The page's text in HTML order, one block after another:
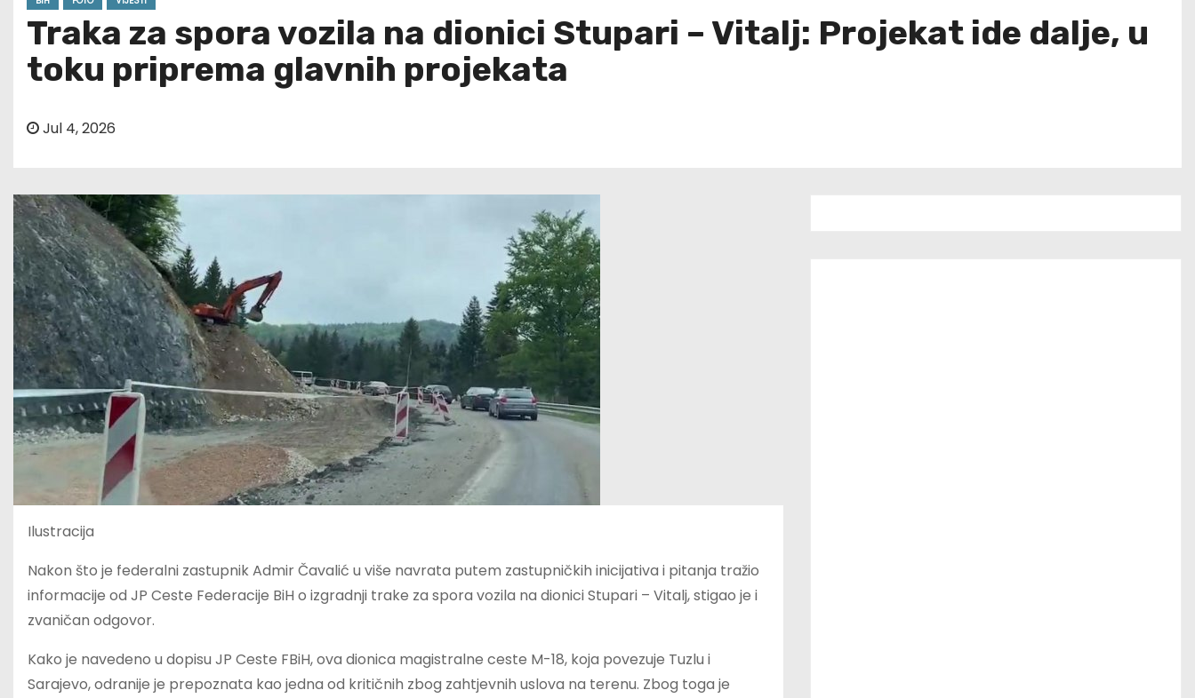
Traka za spora vozila na dionici Stupari – Vitalj: Projekat ide dalje, u
toku priprema glavnih projekata
Jul 4, 2026
Ilustracija
Nakon što je federalni zastupnik Admir Čavalić u više navrata putem zastupničkih inicijativa i pitanja tražio
informacije od JP Ceste Federacije BiH o izgradnji trake za spora vozila na dionici Stupari – Vitalj, stigao je i
zvaničan odgovor.
Kako je navedeno u dopisu JP Ceste FBiH, ova dionica magistralne ceste M-18, koja povezuje Tuzlu i
Sarajevo, odranije je prepoznata kao jedna od kritičnih zbog zahtjevnih uslova na terenu. Zbog toga je